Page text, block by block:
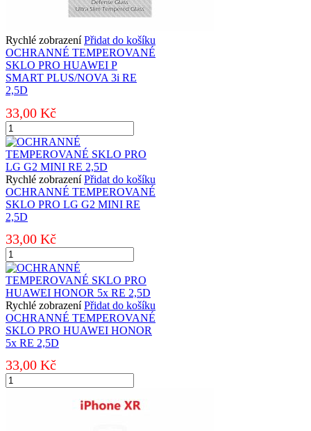
Rychlé zobrazení Přidat do košíku
OCHRANNÉ TEMPEROVANÉ
SKLO PRO HUAWEI P
SMART PLUS/NOVA 3i RE
2,5D
33,00 Kč
OCHRANNÉ
TEMPEROVANÉ
SKLO
PRO
HUAWEI
P
SMART
PLUS/NOVA
RE
2,5D
množství
Rychlé zobrazení Přidat do košíku
OCHRANNÉ TEMPEROVANÉ
SKLO PRO LG G2 MINI RE
2,5D
33,00 Kč
OCHRANNÉ
TEMPEROVANÉ
SKLO
PRO
LG
G2
MINI
RE
množství
Rychlé zobrazení Přidat do košíku
OCHRANNÉ TEMPEROVANÉ
SKLO PRO HUAWEI HONOR
5x RE 2,5D
33,00 Kč
OCHRANNÉ
TEMPEROVANÉ